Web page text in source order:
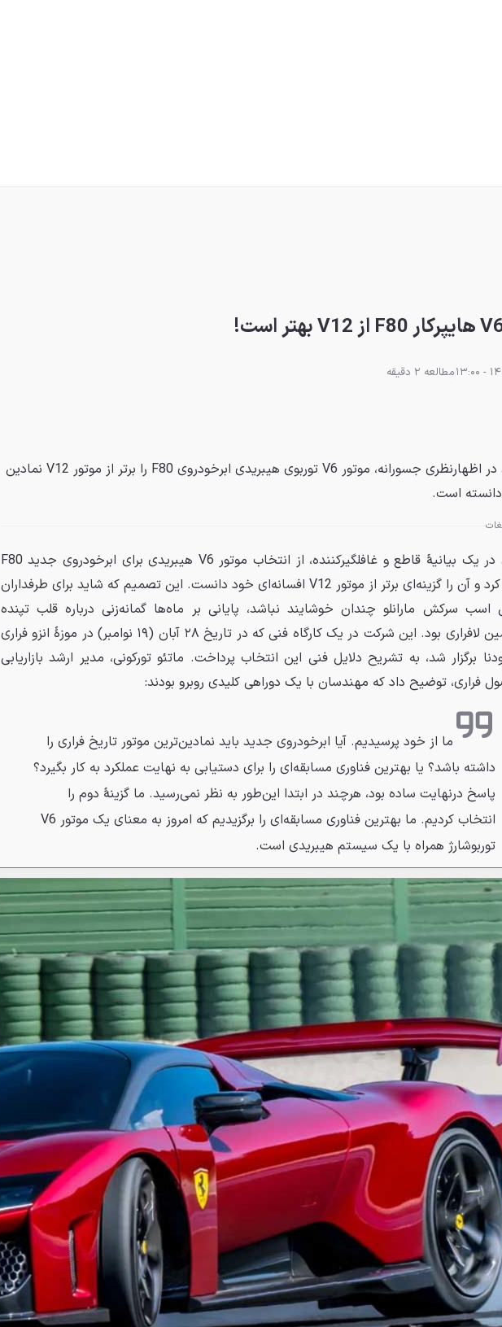
مطالعه 2 دقیقه
فراری در اظهارنظری جسورانه، موتور V6 توربوی هیبریدی ابرخودروی F80 را برتر از موتور V12 نمادین
است.
فراری در یک بیانیهٔ قاطع و غافلگیرکننده، از انتخاب موتور V6 هیبریدی برای ابرخودروی جدید F80
دفاع کرد و آن را گزینه‌ای برتر از موتور V12 افسانه‌ای خود دانست. این تصمیم که شاید برای طرفداران
اسب سرکش مارانلو چندان خوشایند نباشد، پایانی بر ماه‌ها گمانه‌زنی درباره قلب تپنده
جانشین لافراری بود. این شرکت در یک کارگاه فنی که در تاریخ ۲۸ آبان (۱۹ نوامبر) در موزهٔ انزو فراری
برگزار شد، به تشریح دلایل فنی این انتخاب پرداخت. ماتئو تورکونی، مدیر ارشد بازاریابی
فراری، توضیح داد که مهندسان با یک دوراهی کلیدی روبرو بودند:
ما از خود پرسیدیم. آیا ابرخودروی جدید باید نمادین‌ترین موتور تاریخ فراری را
داشته باشد؟ یا بهترین فناوری مسابقه‌ای را برای دستیابی به نهایت عملکرد به کار بگیرد؟
پاسخ درنهایت ساده بود، هرچند در ابتدا این‌طور به نظر نمی‌رسید. ما گزینهٔ دوم را
انتخاب کردیم. ما بهترین فناوری مسابقه‌ای را برگزیدیم که امروز به معنای یک موتور V6
توربوشارژ همراه با یک سیستم هیبریدی است.